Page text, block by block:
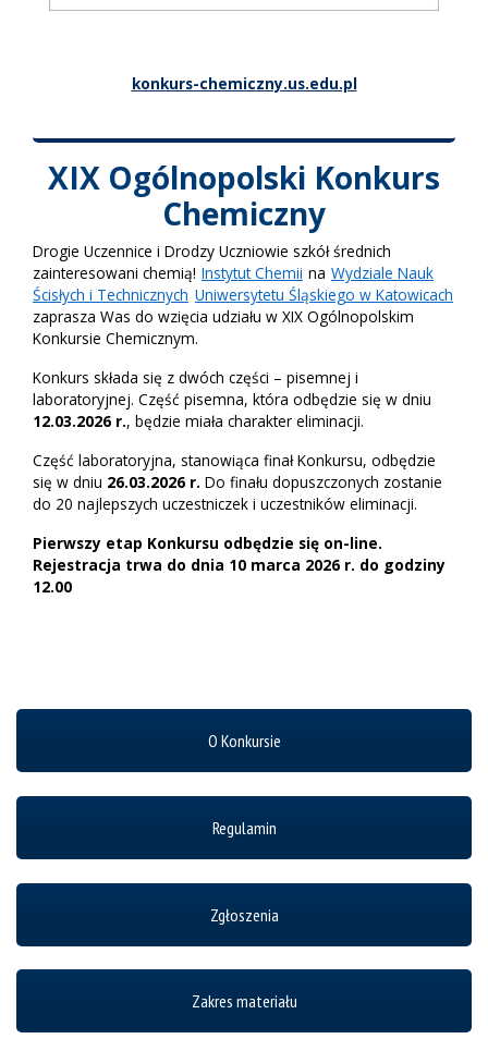
konkurs-chemiczny.us.edu.pl
XIX Ogólnopolski Konkurs
Chemiczny
Drogie Uczennice i Drodzy Uczniowie szkół średnich
zainteresowani chemią! Instytut Chemii na Wydziale Nauk
Ścisłych i Technicznych Uniwersytetu Śląskiego w Katowicach
zaprasza Was do wzięcia udziału w XIX Ogólnopolskim
Konkursie Chemicznym.
Konkurs składa się z dwóch części – pisemnej i
laboratoryjnej. Część pisemna, która odbędzie się w dniu
12.03.2026 r., będzie miała charakter eliminacji.
Część laboratoryjna, stanowiąca finał Konkursu, odbędzie
się w dniu 26.03.2026 r. Do finału dopuszczonych zostanie
do 20 najlepszych uczestniczek i uczestników eliminacji.
Pierwszy etap Konkursu odbędzie się on-line.
Rejestracja trwa do dnia 10 marca 2026 r. do godziny
12.00
O Konkursie
Regulamin
Zgłoszenia
Zakres materiału